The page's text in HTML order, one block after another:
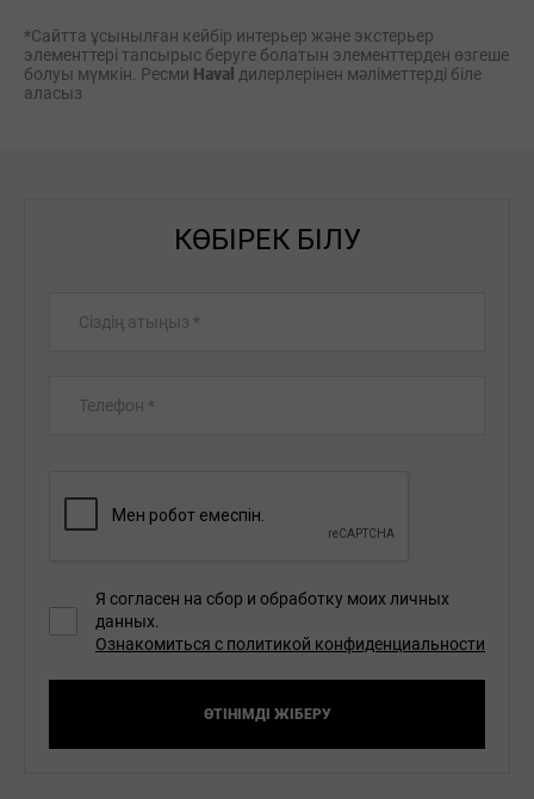
*Сайтта ұсынылған кейбір интерьер және экстерьер
элементтері тапсырыс беруге болатын элементтерден өзгеше
болуы мүмкін. Ресми Haval дилерлерінен мәліметтерді біле
аласыз
КӨБІРЕК БІЛУ
Сіздің атыңыз *
Телефон *
Я согласен на сбор и обработку моих личных
данных.
Ознакомиться с политикой конфиденциальности
ӨТІНІМДІ ЖІБЕРУ